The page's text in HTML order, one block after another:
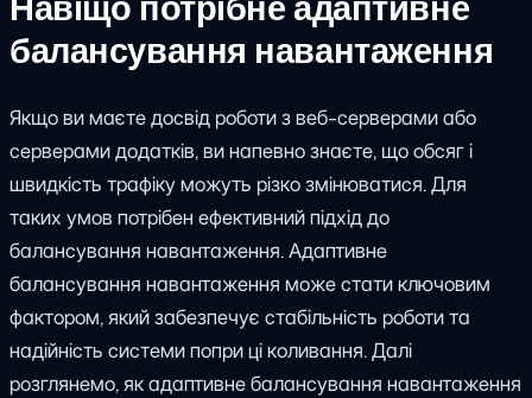
балансування навантаження
Якщо ви маєте досвід роботи з веб-серверами або
серверами додатків, ви напевно знаєте, що обсяг і
швидкість трафіку можуть різко змінюватися. Для
таких умов потрібен ефективний підхід до
балансування навантаження. Адаптивне
балансування навантаження може стати ключовим
фактором, який забезпечує стабільність роботи та
надійність системи попри ці коливання. Далі
розглянемо, як адаптивне балансування навантаження